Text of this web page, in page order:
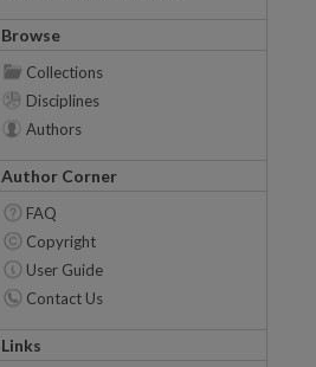
Browse
Collections
Disciplines
Authors
Author Corner
FAQ
Copyright
User Guide
Contact Us
Links